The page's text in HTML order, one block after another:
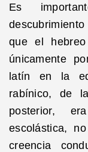
Es
que el
únicamente
latín en la
rabínico, de
posterior,
escolástica,
creencia